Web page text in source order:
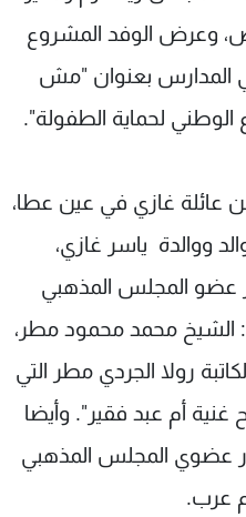
وعرض الوفد المشروع
المدارس بعنوان "مش
لحماية الطفولة".
عائلة غازي في عين عطا،
ووالدة ياسر غازي،
عضو المجلس المذهبي
الشيخ محمد محمود مطر،
رولا الجردي مطر التي
أم عبد فقير". وأيضا
عضوي المجلس المذهبي
عرب.